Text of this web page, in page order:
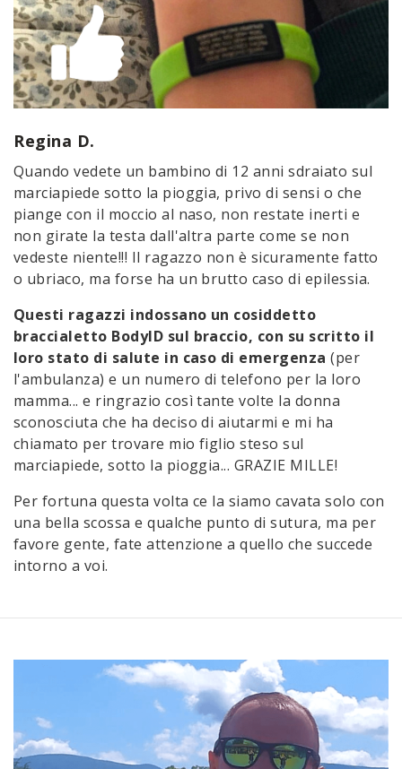
Regina D.
Quando vedete un bambino di 12 anni sdraiato sul
marciapiede sotto la pioggia, privo di sensi o che
piange con il moccio al naso, non restate inerti e
non girate la testa dall'altra parte come se non
vedeste niente!!! Il ragazzo non è sicuramente fatto
o ubriaco, ma forse ha un brutto caso di epilessia.
Questi ragazzi indossano un cosiddetto
braccialetto BodyID sul braccio, con su scritto il
loro stato di salute in caso di emergenza (per
l'ambulanza) e un numero di telefono per la loro
mamma... e ringrazio così tante volte la donna
sconosciuta che ha deciso di aiutarmi e mi ha
chiamato per trovare mio figlio steso sul
marciapiede, sotto la pioggia... GRAZIE MILLE!
Per fortuna questa volta ce la siamo cavata solo con
una bella scossa e qualche punto di sutura, ma per
favore gente, fate attenzione a quello che succede
intorno a voi.